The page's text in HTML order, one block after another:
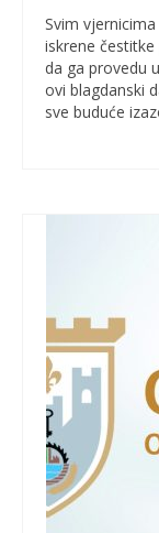
Svim
iskrene
da ga provedu
ovi blagdanski
sve buduće